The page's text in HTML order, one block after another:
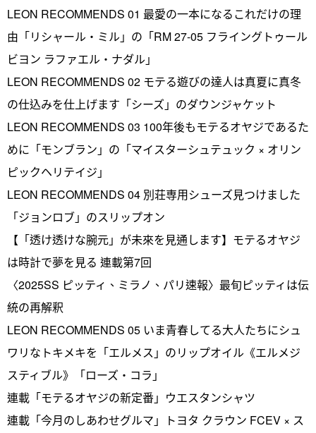
LEON RECOMMENDS 01 最愛の一本になるこれだけの理
由「リシャール・ミル」の「RM 27-05 フライングトゥール
ビヨン ラファエル・ナダル」
LEON RECOMMENDS 02 モテる遊びの達人は真夏に真冬
の仕込みを仕上げます「シーズ」のダウンジャケット
LEON RECOMMENDS 03 100年後もモテるオヤジであるた
めに「モンブラン」の「マイスターシュテュック × オリン
ピックヘリテイジ」
LEON RECOMMENDS 04 別荘専用シューズ見つけました
「ジョンロブ」のスリップオン
【「透け透けな腕元」が未來を見通します】モテるオヤジ
は時計で夢を見る 連載第7回
〈2025SS ピッティ、ミラノ、パリ速報〉最旬ピッティは伝
統の再解釈
LEON RECOMMENDS 05 いま青春してる大人たちにシュ
ワリなトキメキを「エルメス」のリップオイル《エルメジ
スティブル》「ローズ・コラ」
連載「モテるオヤジの新定番」ウエスタンシャツ
連載「今月のしあわせグルマ」トヨタ クラウン FCEV × ス